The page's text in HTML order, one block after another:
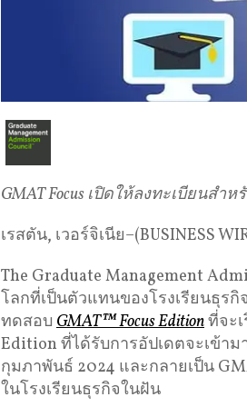
GMAT Focus เปิดให้ลงทะเบียนสำ
เรสตัน, เวอร์จิเนีย–(BUSINESS
The Graduate Management
โลกที่เป็นตัวแทนของโรงเรียนธุร
ทดสอบ GMAT™ Focus Editionที่จะ
Edition ที่ได้รับการอัปเดตจะเข้า
กุมภาพันธ์ 2024 และกลายเป็น
ในโรงเรียนธุรกิจในฝัน